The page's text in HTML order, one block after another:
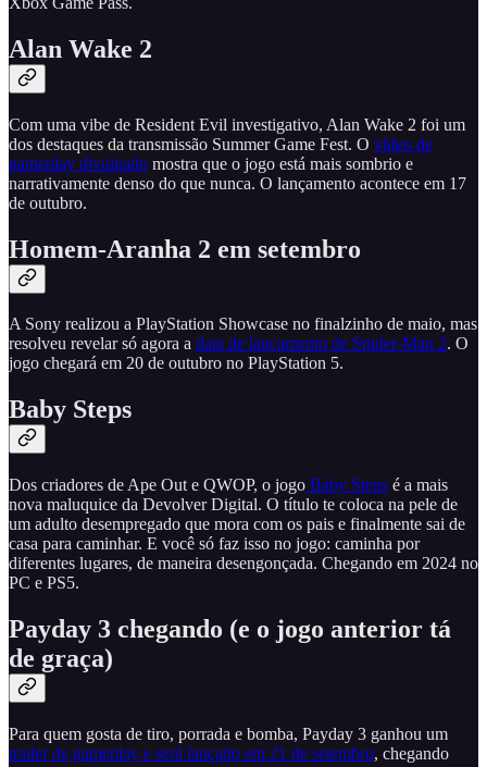
Alan Wake 2
Com uma vibe de Resident Evil investigativo, Alan Wake 2 foi um
dos destaques da transmissão Summer Game Fest. O vídeo de
gameplay divulgado mostra que o jogo está mais sombrio e
narrativamente denso do que nunca. O lançamento acontece em 17
de outubro.
Homem-Aranha 2 em setembro
A Sony realizou a PlayStation Showcase no finalzinho de maio, mas
resolveu revelar só agora a data de lançamento de Spider-Man 2. O
jogo chegará em 20 de outubro no PlayStation 5.
Baby Steps
Dos criadores de Ape Out e QWOP, o jogo Baby Steps é a mais
nova maluquice da Devolver Digital. O título te coloca na pele de
um adulto desempregado que mora com os pais e finalmente sai de
casa para caminhar. E você só faz isso no jogo: caminha por
diferentes lugares, de maneira desengonçada. Chegando em 2024 no
PC e PS5.
Payday 3 chegando (e o jogo anterior tá
de graça)
Para quem gosta de tiro, porrada e bomba, Payday 3 ganhou um
trailer de gameplay e será lançado em 21 de setembro, chegando